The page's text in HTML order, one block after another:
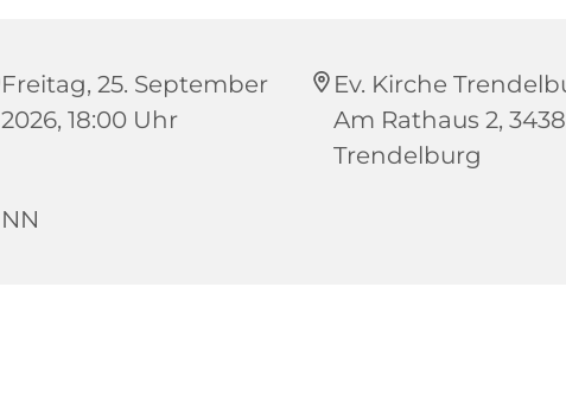
Freitag, 25. September
2026, 18:00 Uhr
Ev. Kirche
Am Rathaus 2,
Trendelburg
NN